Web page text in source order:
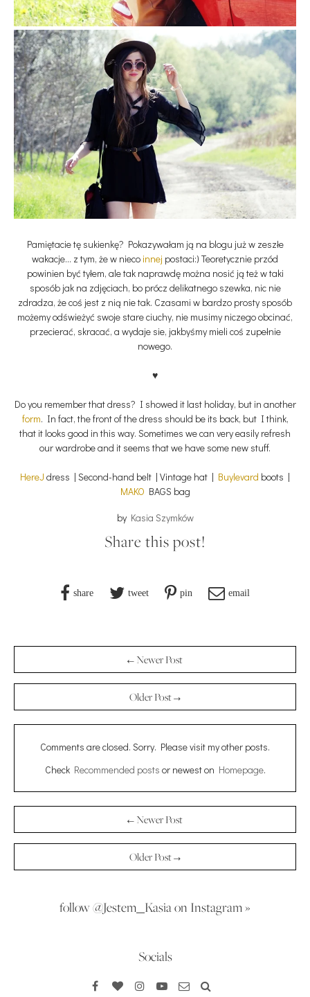
Pamiętacie tę sukienkę? Pokazywałam ją na blogu już w zeszłe
wakacje... z tym, że w nieco innej postaci:) Teoretycznie przód
powinien być tyłem, ale tak naprawdę można nosić ją też w taki
sposób jak na zdjęciach, bo prócz delikatnego szewka, nic nie
zdradza, że coś jest z nią nie tak. Czasami w bardzo prosty sposób
możemy odświeżyć swoje stare ciuchy, nie musimy niczego obcinać,
przecierać, skracać, a wydaje sie, jakbyśmy mieli coś zupełnie
nowego.
♥
Do you remember that dress? I showed it last holiday, but in another
form. In fact, the front of the dress should be its back, but I think,
that it looks good in this way. Sometimes we can very easily refresh
our wardrobe and it seems that we have some new stuff.
HereJ dress | Second-hand belt | Vintage hat | Buylevard boots |
MAKO BAGS bag
by Kasia Szymków
Share this post!
share tweet pin email
← Newer Post
Older Post →
Comments are closed. Sorry. Please visit my other posts.
Check Recommended posts or newest on Homepage.
← Newer Post
Older Post →
follow @Jestem_Kasia on Instagram »
Socials